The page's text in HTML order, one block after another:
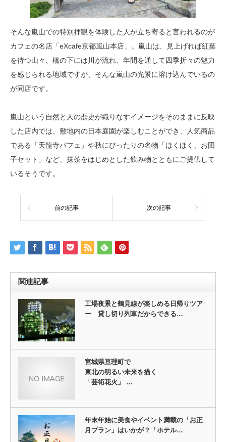
そんな嵐山での特別拝観を体験した人が立ち寄ると言われるのが
カフェの名店「eXcafe京都嵐山本店」。嵐山は、見上げれば紅葉
を待つ山々、橋の下には川が流れ、年間を通して四季折々の魅力
を感じられる地域ですが、そんな嵐山の光景に溶け込んでいるの
が同店です。
嵐山という自然と人の歴史が織りなすイメージをそのままに反映
した店内では、敷地内の日本庭園が楽しむことができ、人気商品
である「天龍寺パフェ」や秋にぴったりの名物「ほくほく、お団
子セット」など、抹茶をはじめとした飲み物とともにご提供して
いるそうです。
前の記事 次の記事
関連記事
工場夜景と鶴見線が楽しめる日帰りツア
ー 貸し切り列車だからできる…
宮城県亘理町で
東北の明るい未来を描く
「芸術花火」 …
年末年始に美食やイベント満載の「お正
月プラン」はいかが？「ホテル…